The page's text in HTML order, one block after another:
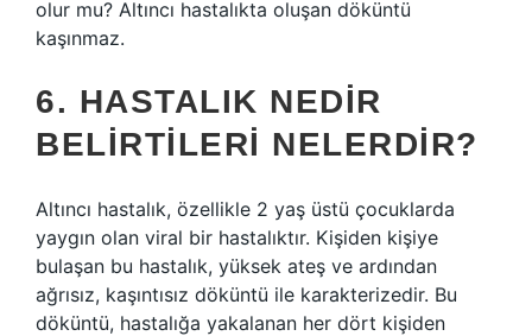
olur mu? Altıncı hastalıkta oluşan döküntü
kaşınmaz.
6. HASTALIK NEDIR
BELIRTILERI NELERDIR?
Altıncı hastalık, özellikle 2 yaş üstü çocuklarda
yaygın olan viral bir hastalıktır. Kişiden kişiye
bulaşan bu hastalık, yüksek ateş ve ardından
ağrısız, kaşıntısız döküntü ile karakterizedir. Bu
döküntü, hastalığa yakalanan her dört kişiden